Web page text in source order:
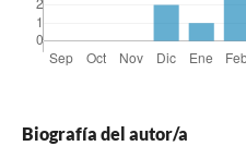
Biografía del autor/a